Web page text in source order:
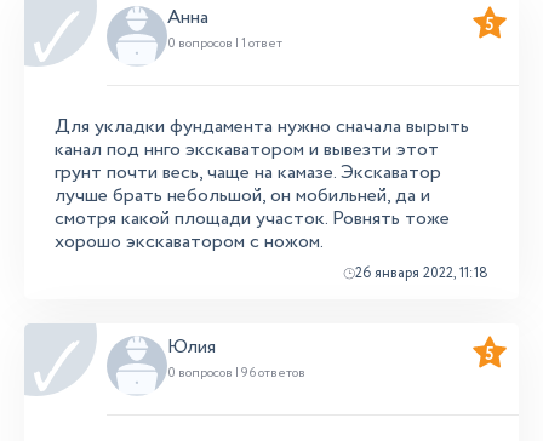
Анна
0 вопросов | 1 ответ
5
Для укладки фундамента нужно сначала вырыть
канал под ннго экскаватором и вывезти этот
грунт почти весь, чаще на камазе. Экскаватор
лучше брать небольшой, он мобильней, да и
смотря какой площади участок. Ровнять тоже
хорошо экскаватором с ножом.
26 января 2022, 11:18
Юлия
0 вопросов | 96 ответов
5